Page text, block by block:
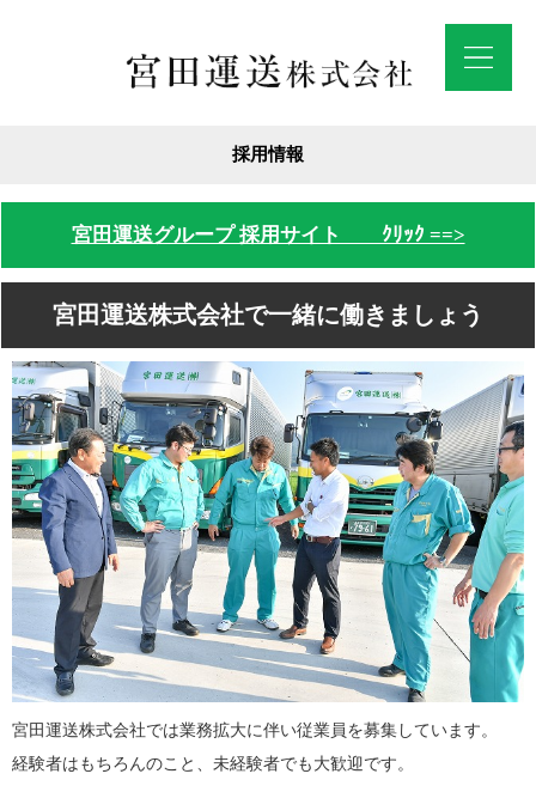
採用情報
宮田運送グループ 採用サイト ｸﾘｯｸ ==>
宮田運送株式会社で一緒に働きましょう
宮田運送株式会社では業務拡大に伴い従業員を募集しています。
経験者はもちろんのこと、未経験者でも大歓迎です。